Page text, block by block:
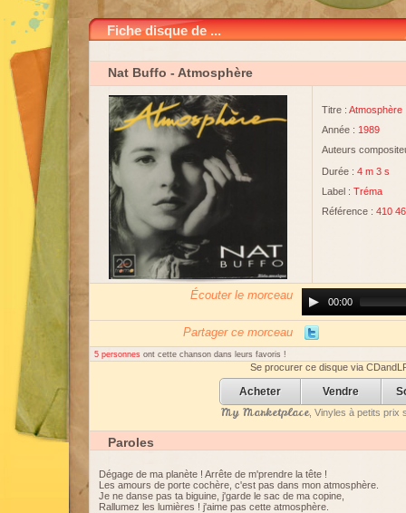
Fiche disque de ...
Nat Buffo - Atmosphère
Titre : Atmosphère
Année : 1989
Auteurs
Durée : 4 m 3 s
Label : Tréma
Référence : 410
Écouter le morceau
Player00:00
Partager ce morceau
5 personnes ont cette chanson dans leurs favoris !
Se procurer ce disque via
Acheter Vendre
My Marketplace, Vinyles à petits prix
Paroles
Dégage de ma planète ! Arrête de m'prendre la tête !
Les amours de porte cochère, c'est pas dans mon atmosphère.
Je ne danse pas ta biguine, j'garde le sac de ma copine,
Rallumez les lumières ! j'aime pas cette atmosphère.